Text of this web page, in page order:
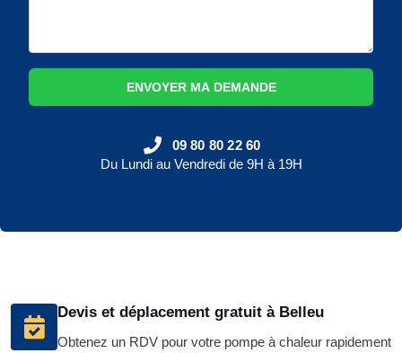
Devis et déplacement gratuit à Belleu
Obtenez un RDV pour votre pompe à chaleur rapidement
ENVOYER MA DEMANDE
09 80 80 22 60
Du Lundi au Vendredi de 9H à 19H